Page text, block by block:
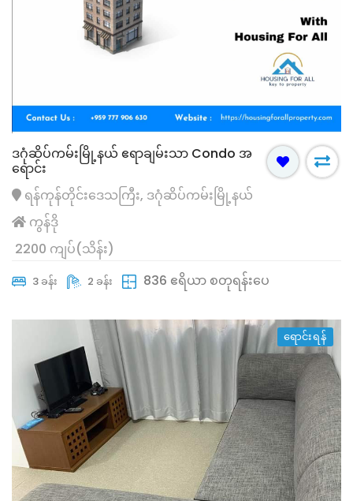
ဒဂုံဆိပ်ကမ်းမြို့နယ် ဧရာချမ်းသာ Condo အ
ရောင်း
ရန်ကုန်တိုင်းဒေသကြီး, ဒဂုံဆိပ်ကမ်းမြို့နယ်
ကွန်ဒို
2200 ကျပ်(သိန်း)
3 ခန်း 2 ခန်း 836 ဧရိယာ စတုရန်းပေ
ရောင်းရန်